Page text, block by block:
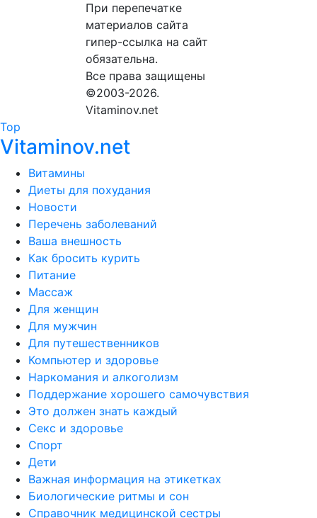
При перепечатке
материалов сайта
гипер-ссылка на сайт
обязательна.
Все права защищены
©2003-2026.
Vitaminov.net
Top
Vitaminov.net
Витамины
Диеты для похудания
Новости
Перечень заболеваний
Ваша внешность
Как бросить курить
Питание
Массаж
Для женщин
Для мужчин
Для путешественников
Компьютер и здоровье
Наркомания и алкоголизм
Поддержание хорошего самочувствия
Это должен знать каждый
Секс и здоровье
Спорт
Дети
Важная информация на этикетках
Биологические ритмы и сон
Справочник медицинской сестры